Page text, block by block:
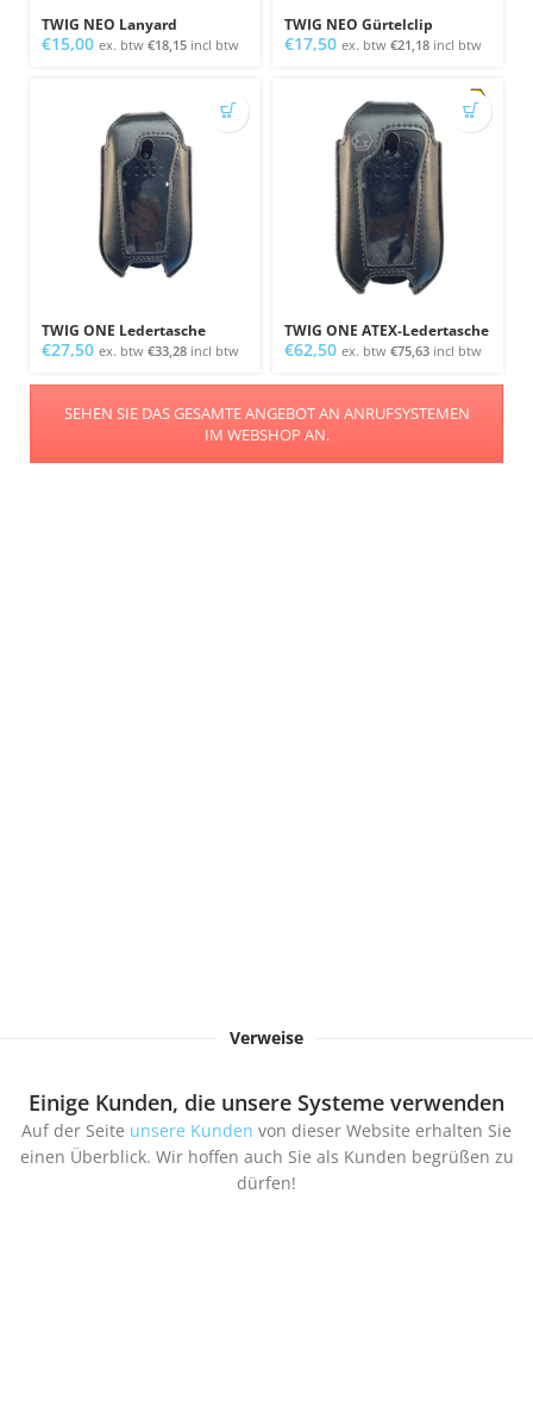
TWIG NEO Lanyard
€15,00 ex. btw €18,15 incl btw
TWIG NEO Gürtelclip
€17,50 ex. btw €21,18 incl btw
TWIG ONE Ledertasche
€27,50 ex. btw €33,28 incl btw
TWIG ONE ATEX-Ledertasche
€62,50 ex. btw €75,63 incl btw
SEHEN SIE DAS GESAMTE ANGEBOT AN ANRUFSYSTEMEN
IM WEBSHOP AN.
Verweise
Einige Kunden, die unsere Systeme verwenden
Auf der Seite unsere Kunden von dieser Website erhalten Sie
einen Überblick. Wir hoffen auch Sie als Kunden begrüßen zu
dürfen!